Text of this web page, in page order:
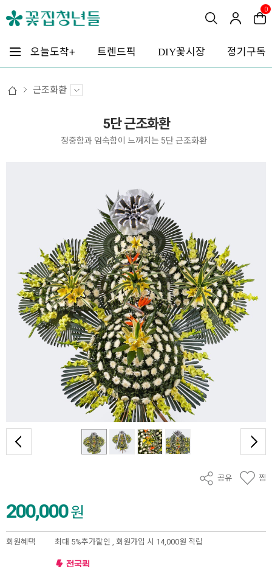
0
오늘도착+ 트렌드픽 DIY꽃시장 정기구독
근조화환
5단 근조화환
정중함과 엄숙함이 느껴지는 5단 근조화환
공유 찜
200,000원
회원혜택 최대 5%추가할인 , 회원가입 시 14,000원 적립